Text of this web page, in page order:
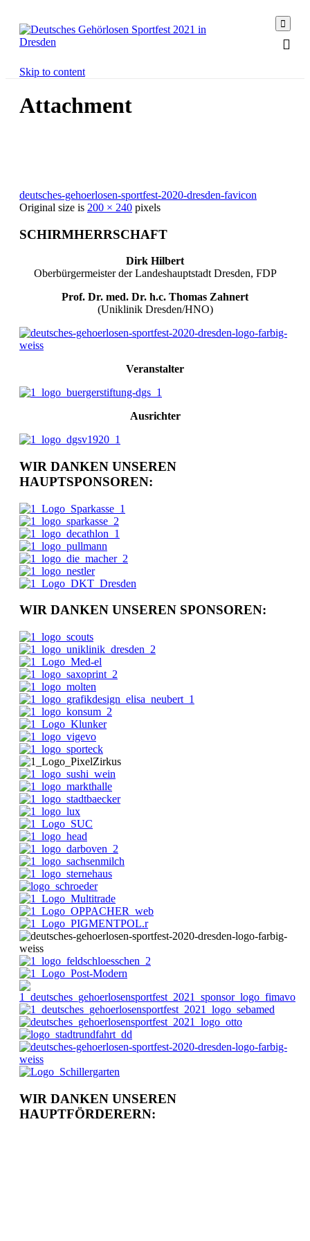

Skip to content
Attachment
deutsches-gehoerlosen-sportfest-2020-dresden-favicon
Original size is 200 × 240 pixels
SCHIRMHERRSCHAFT
Dirk Hilbert
Oberbürgermeister der Landeshauptstadt Dresden, FDP
Prof. Dr. med. Dr. h.c. Thomas Zahnert
(Uniklinik Dresden/HNO)
Veranstalter
Ausrichter
WIR DANKEN UNSEREN
HAUPTSPONSOREN:
WIR DANKEN UNSEREN SPONSOREN:
WIR DANKEN UNSEREN
HAUPTFÖRDERERN: